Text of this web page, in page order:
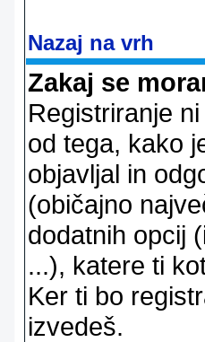
Nazaj na vrh
Zakaj se
Registriranje
od tega, kako
objavljal in
(običajno
dodatnih opcij
...), katere ti
Ker ti bo
izvedeš.